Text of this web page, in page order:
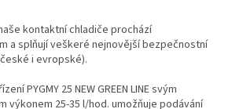
kontaktní chladiče prochází
a splňují veškeré nejnovější bezpečnostní
i evropské).
PYGMY 25 NEW GREEN LINE svým
výkonem 25-35 l/hod. umožňuje podávání